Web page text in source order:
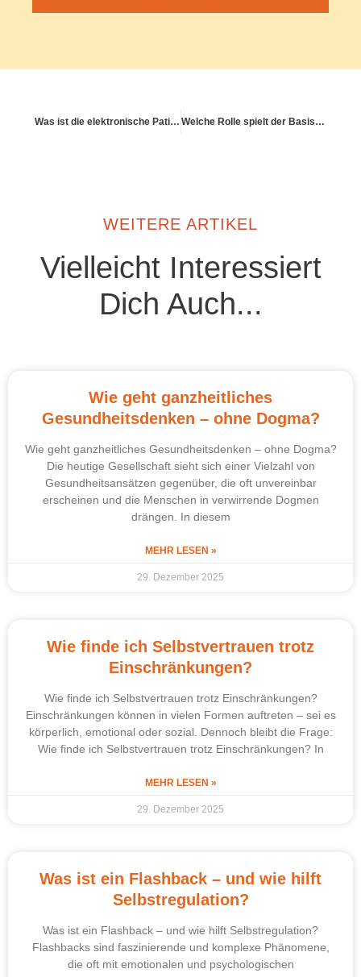
Was ist die elektronische Patientenakte und wie nutze ich sie? Welche Rolle spielt der Basistarif in der PKV?
WEITERE ARTIKEL
Vielleicht Interessiert
Dich Auch...
Wie geht ganzheitliches
Gesundheitsdenken – ohne Dogma?
Wie geht ganzheitliches Gesundheitsdenken – ohne Dogma?
Die heutige Gesellschaft sieht sich einer Vielzahl von
Gesundheitsansätzen gegenüber, die oft unvereinbar
erscheinen und die Menschen in verwirrende Dogmen
drängen. In diesem
MEHR LESEN »
29. Dezember 2025
Wie finde ich Selbstvertrauen trotz
Einschränkungen?
Wie finde ich Selbstvertrauen trotz Einschränkungen?
Einschränkungen können in vielen Formen auftreten – sei es
körperlich, emotional oder sozial. Dennoch bleibt die Frage:
Wie finde ich Selbstvertrauen trotz Einschränkungen? In
MEHR LESEN »
29. Dezember 2025
Was ist ein Flashback – und wie hilft
Selbstregulation?
Was ist ein Flashback – und wie hilft Selbstregulation?
Flashbacks sind faszinierende und komplexe Phänomene,
die oft mit emotionalen und psychologischen